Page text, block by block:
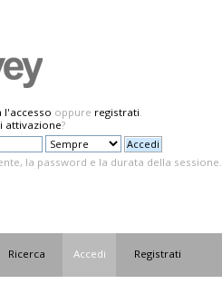
l'accesso oppure registrati.
attivazione?
la password e la durata della sessione.
Ricerca Accedi Registrati